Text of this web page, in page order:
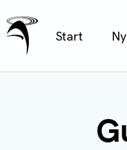
Ålands Radio & TV
Start